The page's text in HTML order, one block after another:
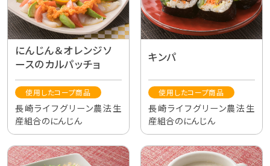
にんじん＆オレンジソ
ースのカルパッチョ
使用したコープ商品
長崎ライフグリーン農法生
産組合のにんじん
キンパ
使用したコープ商品
長崎ライフグリーン農法生
産組合のにんじん